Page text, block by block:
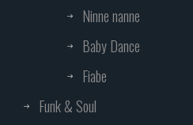
Ninne nanne
Baby Dance
Fiabe
Funk & Soul